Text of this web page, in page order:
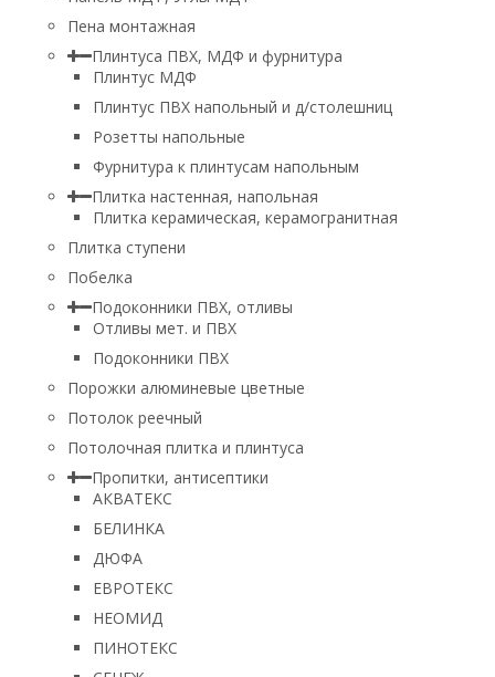
Пена монтажная
Плинтуса ПВХ, МДФ и фурнитура
Плинтус МДФ
Плинтус ПВХ напольный и д/столешниц
Розетты напольные
Фурнитура к плинтусам напольным
Плитка настенная, напольная
Плитка керамическая, керамогранитная
Плитка ступени
Побелка
Подоконники ПВХ, отливы
Отливы мет. и ПВХ
Подоконники ПВХ
Порожки алюминевые цветные
Потолок реечный
Потолочная плитка и плинтуса
Пропитки, антисептики
АКВАТЕКС
БЕЛИНКА
ДЮФА
ЕВРОТЕКС
НЕОМИД
ПИНОТЕКС